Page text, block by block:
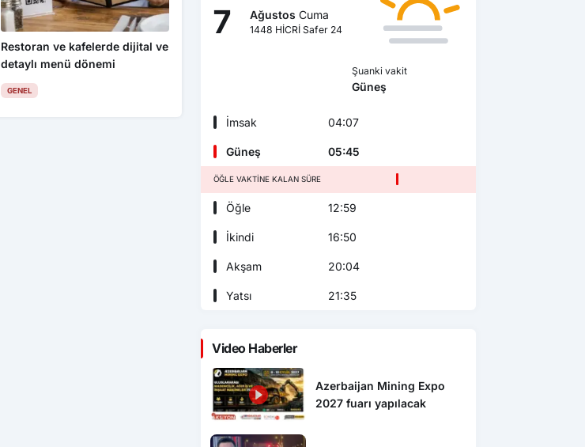
Restoran ve kafelerde dijital ve
detaylı menü dönemi
GENEL
7 Ağustos Cuma
1448 HİCRİ Safer 24
Şuanki vakit
Güneş
İmsak 04:07
Güneş 05:45
ÖĞLE VAKTINE KALAN SÜRE
Öğle 12:59
İkindi 16:50
Akşam 20:04
Yatsı 21:35
Video Haberler
Azerbaijan Mining Expo
2027 fuarı yapılacak